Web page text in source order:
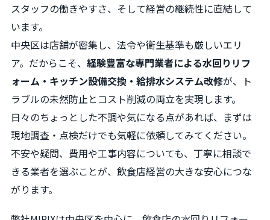
スタッフの働きやすさ、そして経営の継続性に直結して
います。
中央区は店舗が密集し、法令や衛生基準も厳しいエリ
ア。だからこそ、 経験豊富な専門業者による水回りリフ
ォーム・キッチン設備交換・給排水システム改修が、ト
ラブルの未然防止とコスト削減の両立を実現します。
日々のちょっとした不調や気になる点があれば、まずは
現地調査・点検だけでも気軽に依頼してみてください。
不安や疑問、費用や工事内容についても、丁寧に相談で
きる業者を選ぶことが、飲食店経営の大きな安心につな
がります。